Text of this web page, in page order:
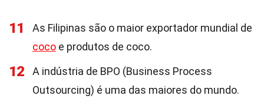
11
As Filipinas são o maior exportador mundial de
coco e produtos de coco.
12
A indústria de BPO (Business Process
Outsourcing) é uma das maiores do mundo.